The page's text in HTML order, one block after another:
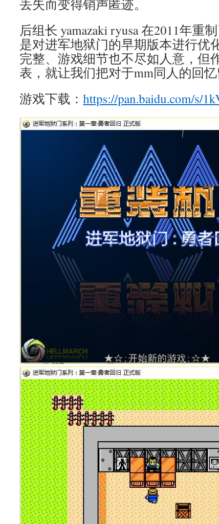
丢失而变得销声匿迹。
后组长 yamazaki ryusa 在2011年重
是对进军地狱门的早期版本进行优
完整、游戏细节也不尽如人意，但
表，就让我们把对于mm同人的回
游戏下载： https://pan.baidu.com/s/